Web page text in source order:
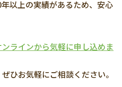
以上の実績があるため、安心
ラインから気軽に申し込めま
ひお気軽にご相談ください。